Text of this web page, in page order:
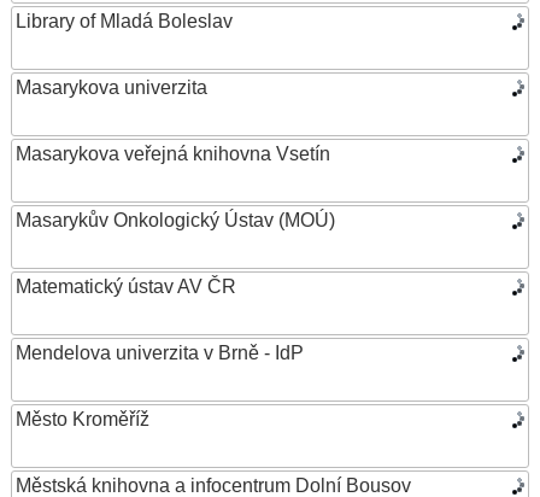
Library of Mladá Boleslav
Masarykova univerzita
Masarykova veřejná knihovna Vsetín
Masarykův Onkologický Ústav (MOÚ)
Matematický ústav AV ČR
Mendelova univerzita v Brně - IdP
Město Kroměříž
Městská knihovna a infocentrum Dolní Bousov